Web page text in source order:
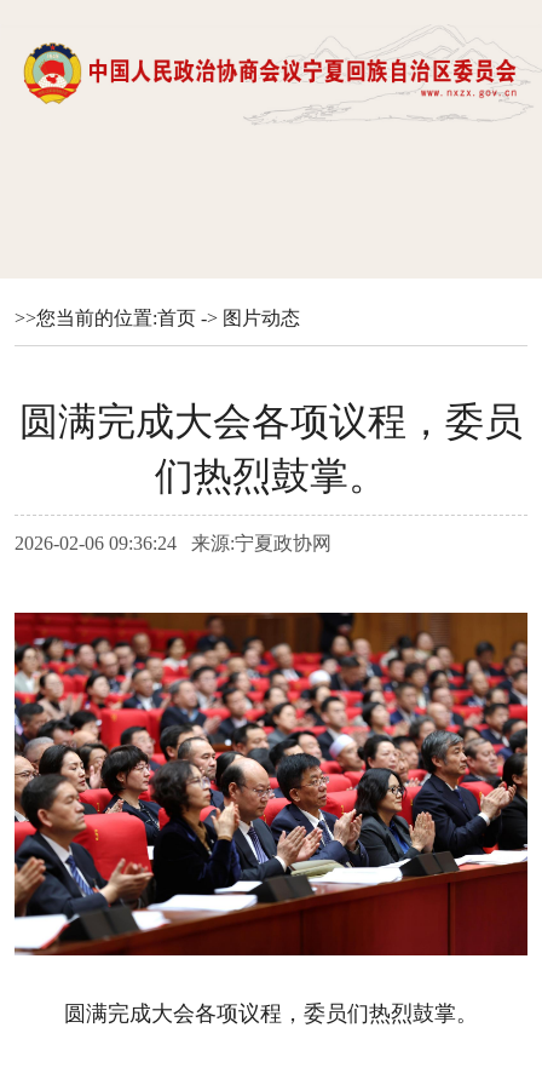
>>您当前的位置:首页 -> 图片动态
圆满完成大会各项议程，委员
们热烈鼓掌。
2026-02-06 09:36:24 来源:宁夏政协网
圆满完成大会各项议程，委员们热烈鼓掌。